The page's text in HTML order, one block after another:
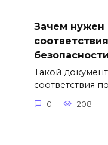
Зачем нужен
безопасности
Такой
соответствия
0 208